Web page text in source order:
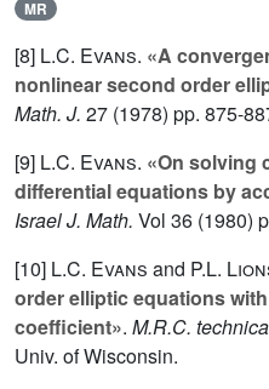
MR
[8] L.C. Evans. «A
nonlinear second order
Math. J. 27 (1978) pp. 875-
[9] L.C. Evans. «On solving
differential equations by
Israel J. Math. Vol 36 (1980)
[10] L.C. Evans and P.L.
order elliptic equations
coefficient». M.R.C.
Univ. of Wisconsin.